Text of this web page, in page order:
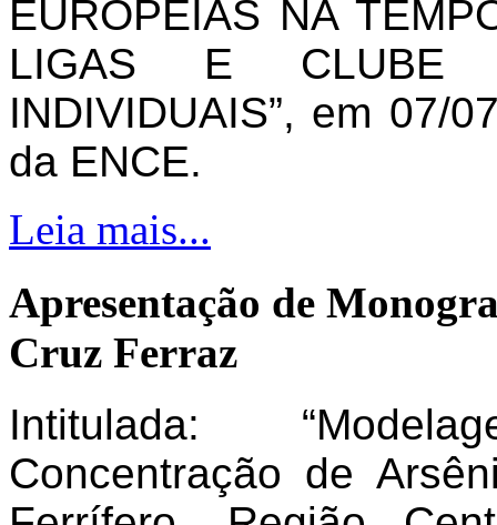
EUROPEIAS NA
LIGAS E CLUBE
INDIVIDUAIS”, em 07/
da ENCE.
Leia mais...
Apresentação de
Cruz Ferraz
Intitulada:
Concentração de